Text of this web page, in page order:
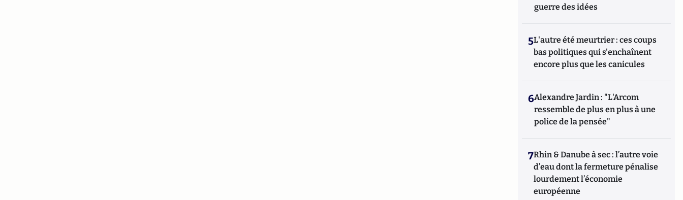
guerre des idées
5L'autre été meurtrier : ces coups
bas politiques qui s'enchaînent
encore plus que les canicules
6Alexandre Jardin : "L'Arcom
ressemble de plus en plus à une
police de la pensée"
7Rhin & Danube à sec : l’autre voie
d’eau dont la fermeture pénalise
lourdement l’économie
européenne